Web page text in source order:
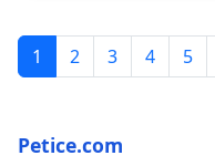
1 2 3 4 5
Petice.com